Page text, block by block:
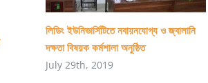
লিডিং ইউনিভার্সিটিতে নবায়নযোগ্য ও জ্বালানি
দক্ষতা বিষয়ক কর্মশালা অনুষ্ঠিত
July 29th, 2019